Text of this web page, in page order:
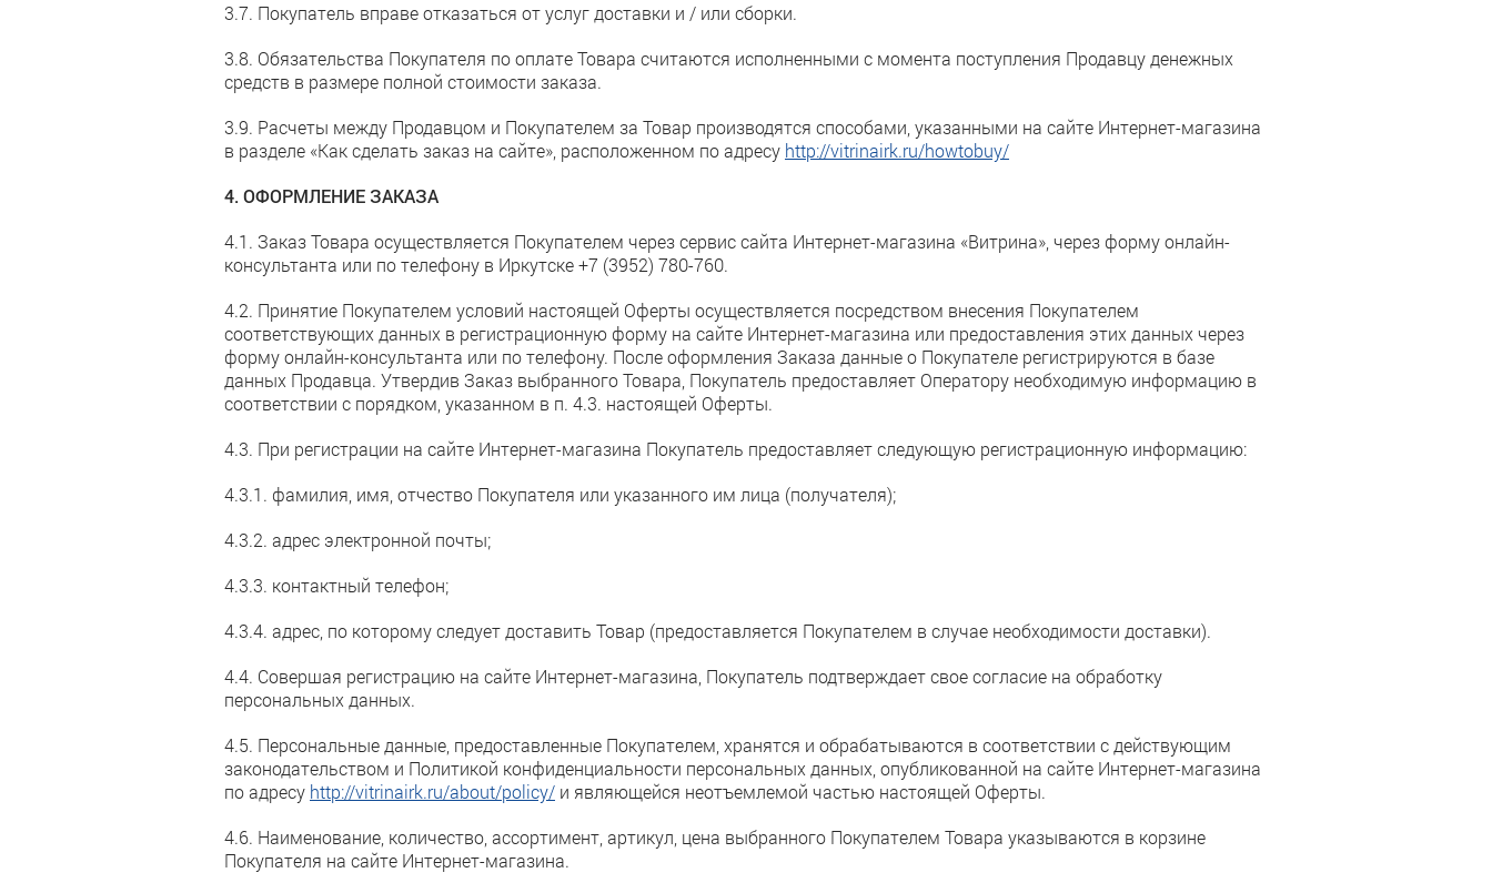
3.7. Покупатель вправе отказаться от услуг доставки и / или сборки.
3.8. Обязательства Покупателя по оплате Товара считаются исполненными с момента поступления Продавцу денежных
средств в размере полной стоимости заказа.
3.9. Расчеты между Продавцом и Покупателем за Товар производятся способами, указанными на сайте Интернет-магазина
в разделе «Как сделать заказ на сайте», расположенном по адресу http://vitrinairk.ru/howtobuy/
4. ОФОРМЛЕНИЕ ЗАКАЗА
4.1. Заказ Товара осуществляется Покупателем через сервис сайта Интернет-магазина «Витрина», через форму онлайн-
консультанта или по телефону в Иркутске +7 (3952) 780-760.
4.2. Принятие Покупателем условий настоящей Оферты осуществляется посредством внесения Покупателем
соответствующих данных в регистрационную форму на сайте Интернет-магазина или предоставления этих данных через
форму онлайн-консультанта или по телефону. После оформления Заказа данные о Покупателе регистрируются в базе
данных Продавца. Утвердив Заказ выбранного Товара, Покупатель предоставляет Оператору необходимую информацию в
соответствии с порядком, указанном в п. 4.3. настоящей Оферты.
4.3. При регистрации на сайте Интернет-магазина Покупатель предоставляет следующую регистрационную информацию:
4.3.1. фамилия, имя, отчество Покупателя или указанного им лица (получателя);
4.3.2. адрес электронной почты;
4.3.3. контактный телефон;
4.3.4. адрес, по которому следует доставить Товар (предоставляется Покупателем в случае необходимости доставки).
4.4. Совершая регистрацию на сайте Интернет-магазина, Покупатель подтверждает свое согласие на обработку
персональных данных.
4.5. Персональные данные, предоставленные Покупателем, хранятся и обрабатываются в соответствии с действующим
законодательством и Политикой конфиденциальности персональных данных, опубликованной на сайте Интернет-магазина
по адресу http://vitrinairk.ru/about/policy/ и являющейся неотъемлемой частью настоящей Оферты.
4.6. Наименование, количество, ассортимент, артикул, цена выбранного Покупателем Товара указываются в корзине
Покупателя на сайте Интернет-магазина.